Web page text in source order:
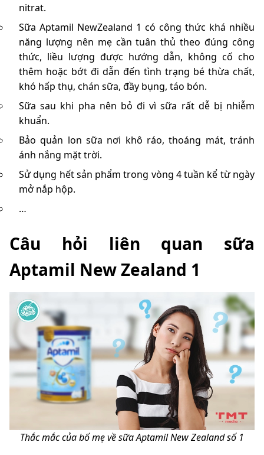
nitrat.
Sữa Aptamil NewZealand 1 có công thức khá nhiều
năng lượng nên mẹ cần tuân thủ theo đúng công
thức, liều lượng được hướng dẫn, không cố cho
thêm hoặc bớt đi dẫn đến tình trạng bé thừa chất,
khó hấp thụ, chán sữa, đầy bụng, táo bón.
Sữa sau khi pha nên bỏ đi vì sữa rất dễ bị nhiễm
khuẩn.
Bảo quản lon sữa nơi khô ráo, thoáng mát, tránh
ánh nắng mặt trời.
Sử dụng hết sản phẩm trong vòng 4 tuần kể từ ngày
mở nắp hộp.
…
Câu hỏi liên quan sữa
Aptamil New Zealand 1
Thắc mắc của bố mẹ về sữa Aptamil New Zealand số 1